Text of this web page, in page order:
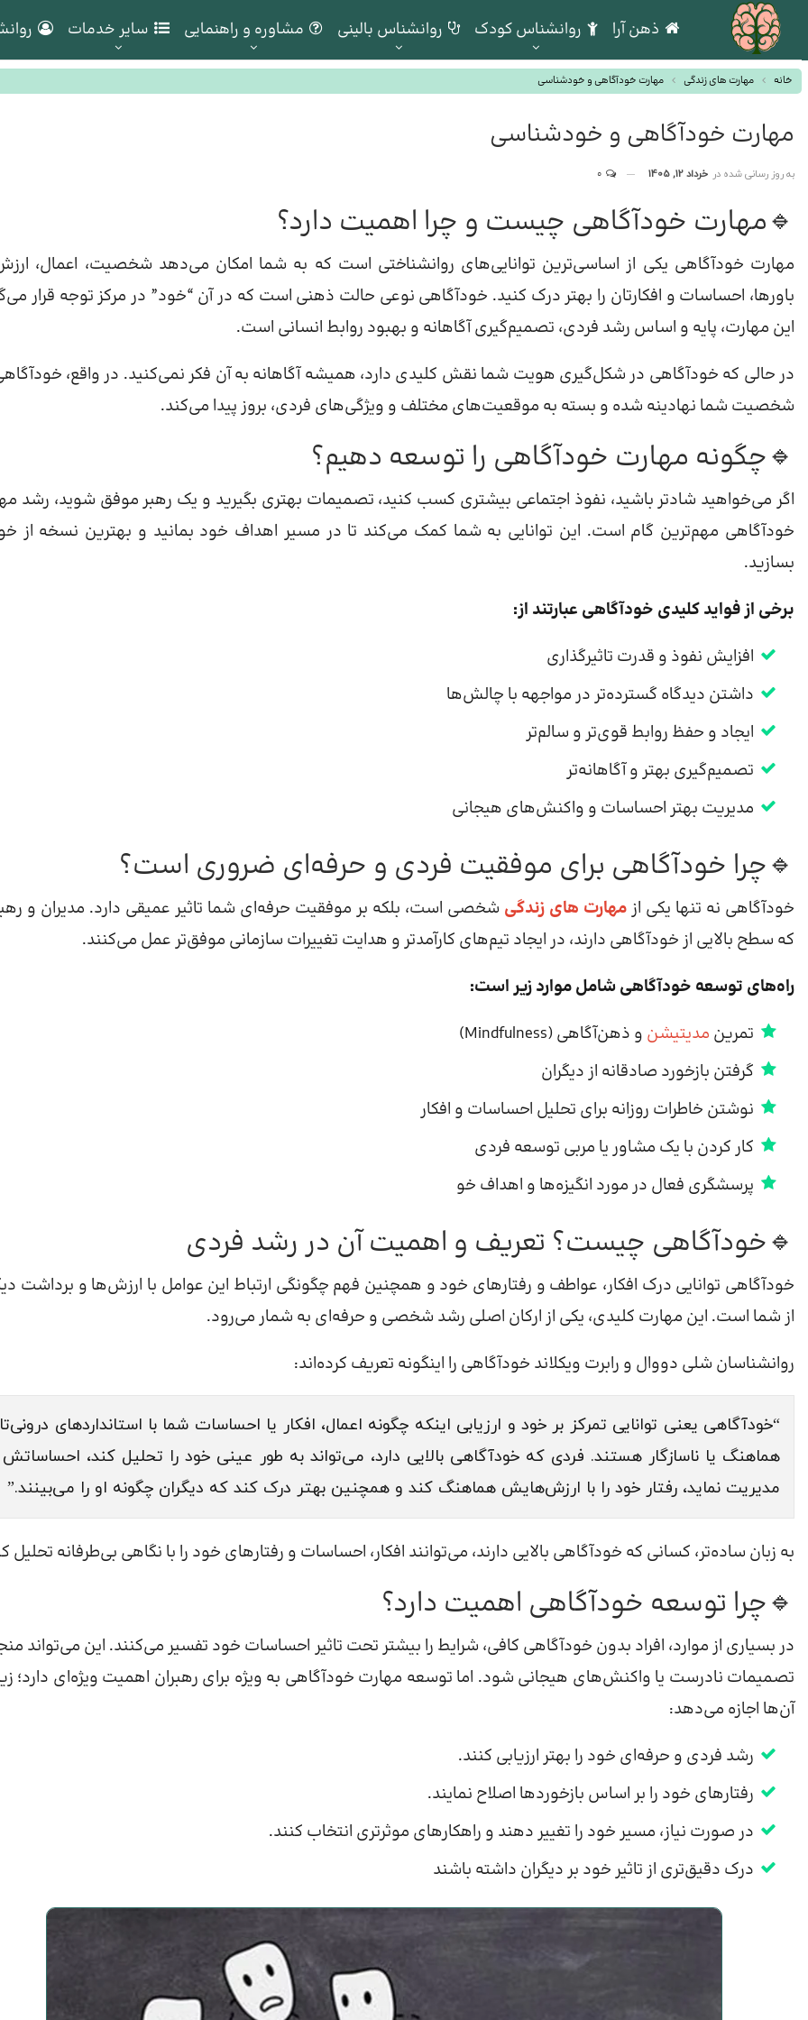
ذهن آرا روانشناس کودک روانشناس بالینی مشاوره و راهنمایی سایر خدمات
خانه مهارت های زندگی مهارت خودآگاهی و خودشناسی
مهارت خودآگاهی و خودشناسی
به روز رسانی شده در خرداد 12, 1405
🔹مهارت خودآگاهی چیست و چرا اهمیت دارد؟
مهارت خودآگاهی یکی از اساسی‌ترین توانایی‌های روانشناختی است که به شما امکان می‌دهد شخصیت، اعمال،
باورها، احساسات و افکارتان را بهتر درک کنید. خودآگاهی نوعی حالت ذهنی است که در آن “خود” در مرکز توجه قرار
این مهارت، پایه و اساس رشد فردی، تصمیم‌گیری آگاهانه و بهبود روابط انسانی است.
در حالی که خودآگاهی در شکل‌گیری هویت شما نقش کلیدی دارد، همیشه آگاهانه به آن فکر نمی‌کنید. در واقع،
شخصیت شما نهادینه شده و بسته به موقعیت‌های مختلف و ویژگی‌های فردی، بروز پیدا می‌کند.
🔹چگونه مهارت خودآگاهی را توسعه دهیم؟
اگر می‌خواهید شادتر باشید، نفوذ اجتماعی بیشتری کسب کنید، تصمیمات بهتری بگیرید و یک رهبر موفق شوید، رشد
خودآگاهی مهم‌ترین گام است. این توانایی به شما کمک می‌کند تا در مسیر اهداف خود بمانید و بهترین نسخه از
بسازید.
برخی از فواید کلیدی خودآگاهی عبارتند از:
افزایش نفوذ و قدرت تاثیرگذاری
داشتن دیدگاه گسترده‌تر در مواجهه با چالش‌ها
ایجاد و حفظ روابط قوی‌تر و سالم‌تر
تصمیم‌گیری بهتر و آگاهانه‌تر
مدیریت بهتر احساسات و واکنش‌های هیجانی
🔹چرا خودآگاهی برای موفقیت فردی و حرفه‌ای ضروری است؟
خودآگاهی نه تنها یکی از مهارت های زندگی شخصی است، بلکه بر موفقیت حرفه‌ای شما تاثیر عمیقی دارد. مدیران و
که سطح بالایی از خودآگاهی دارند، در ایجاد تیم‌های کارآمدتر و هدایت تغییرات سازمانی موفق‌تر عمل می‌کنند.
راه‌های توسعه خودآگاهی شامل موارد زیر است:
تمرین مدیتیشن و ذهن‌آگاهی (Mindfulness)
گرفتن بازخورد صادقانه از دیگران
نوشتن خاطرات روزانه برای تحلیل احساسات و افکار
کار کردن با یک مشاور یا مربی توسعه فردی
پرسشگری فعال در مورد انگیزه‌ها و اهداف خو
🔹خودآگاهی چیست؟ تعریف و اهمیت آن در رشد فردی
خودآگاهی توانایی درک افکار، عواطف و رفتارهای خود و همچنین فهم چگونگی ارتباط این عوامل با ارزش‌ها و برداشت
از شما است. این مهارت کلیدی، یکی از ارکان اصلی رشد شخصی و حرفه‌ای به شمار می‌رود.
روانشناسان شلی دووال و رابرت ویکلاند خودآگاهی را اینگونه تعریف کرده‌اند:
“خودآگاهی یعنی توانایی تمرکز بر خود و ارزیابی اینکه چگونه اعمال، افکار یا احساسات شما با استانداردهای
هماهنگ یا ناسازگار هستند. فردی که خودآگاهی بالایی دارد، می‌تواند به طور عینی خود را تحلیل کند، احساساتش
مدیریت نماید، رفتار خود را با ارزش‌هایش هماهنگ کند و همچنین بهتر درک کند که دیگران چگونه او را می‌بینند.”
به زبان ساده‌تر، کسانی که خودآگاهی بالایی دارند، می‌توانند افکار، احساسات و رفتارهای خود را با نگاهی بی‌طرفانه تحلیل
🔹چرا توسعه خودآگاهی اهمیت دارد؟
در بسیاری از موارد، افراد بدون خودآگاهی کافی، شرایط را بیشتر تحت تاثیر احساسات خود تفسیر می‌کنند. این می‌تواند
تصمیمات نادرست یا واکنش‌های هیجانی شود. اما توسعه مهارت خودآگاهی به ویژه برای رهبران اهمیت ویژه‌ای دارد؛
آن‌ها اجازه می‌دهد:
رشد فردی و حرفه‌ای خود را بهتر ارزیابی کنند.
رفتارهای خود را بر اساس بازخوردها اصلاح نمایند.
در صورت نیاز، مسیر خود را تغییر دهند و راهکارهای موثرتری انتخاب کنند.
درک دقیق‌تری از تاثیر خود بر دیگران داشته باشند